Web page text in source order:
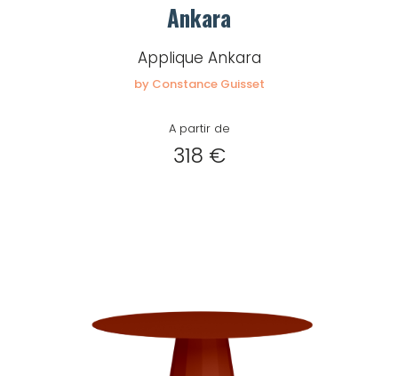
Ankara
Applique Ankara
by Constance Guisset
A partir de
318 €